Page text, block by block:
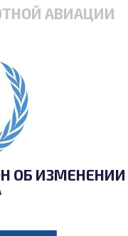
АВИАЦИИ
ОБ ИЗМЕНЕНИИ